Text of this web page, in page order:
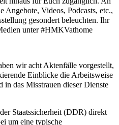
Angebote, Videos, Podcasts, etc.,
gesondert beleuchten. Ihr
unter #HMKVathome
wir acht Aktenfälle vorgestellt,
Einblicke die Arbeitsweise
in das Misstrauen dieser Dienste
Staatssicherheit (DDR) direkt
um eine typische